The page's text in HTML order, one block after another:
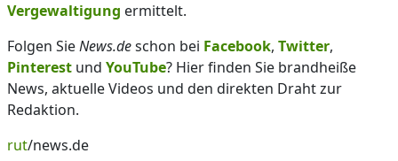
Vergewaltigung ermittelt.
Folgen SieNews.deschon bei Facebook, Twitter,
Pinterest und YouTube? Hier finden Sie brandheiße
News, aktuelle Videos und den direkten Draht zur
Redaktion.
rut/news.de